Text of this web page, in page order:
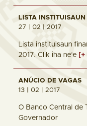
LISTA
27 | 02 | 2017
Lista instituisaun
2017. Clik iha ne'e [+
ANÚCIO DE VAGAS
13 | 02 | 2017
O Banco Central de